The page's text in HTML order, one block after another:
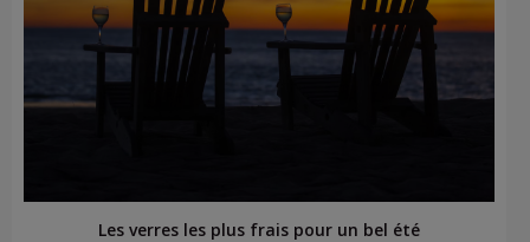
Les verres les plus frais pour un bel été